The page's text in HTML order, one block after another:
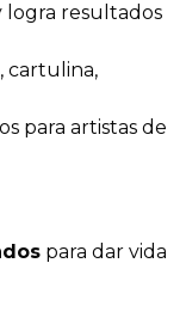
logra resultados
cartulina,
para artistas de
para dar vida